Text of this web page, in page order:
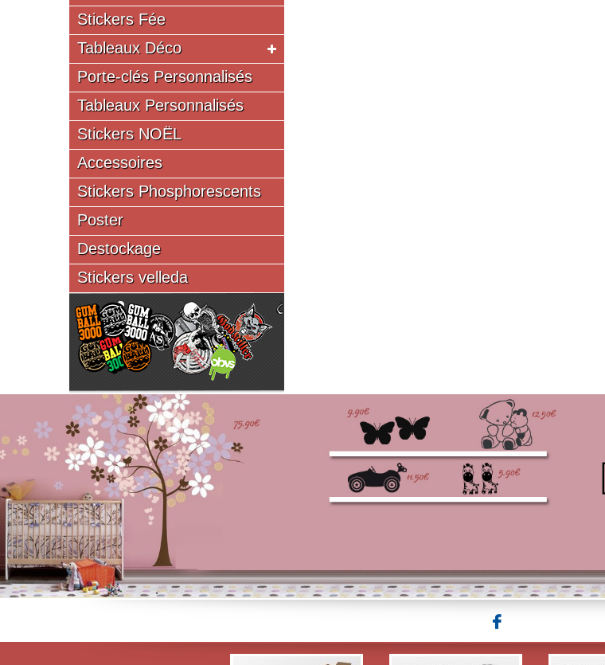
Stickers Fée
Tableaux Déco
Porte-clés Personnalisés
Tableaux Personnalisés
Stickers NOËL
Accessoires
Stickers Phosphorescents
Poster
Destockage
Stickers velleda